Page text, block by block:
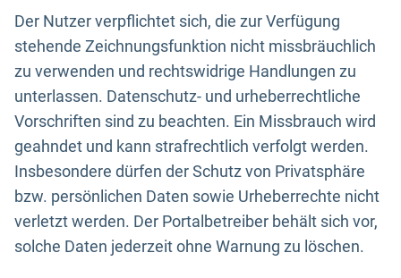
Der Nutzer verpflichtet sich, die zur Verfügung
stehende Zeichnungsfunktion nicht missbräuchlich
zu verwenden und rechtswidrige Handlungen zu
unterlassen. Datenschutz- und urheberrechtliche
Vorschriften sind zu beachten. Ein Missbrauch wird
geahndet und kann strafrechtlich verfolgt werden.
Insbesondere dürfen der Schutz von Privatsphäre
bzw. persönlichen Daten sowie Urheberrechte nicht
verletzt werden. Der Portalbetreiber behält sich vor,
solche Daten jederzeit ohne Warnung zu löschen.